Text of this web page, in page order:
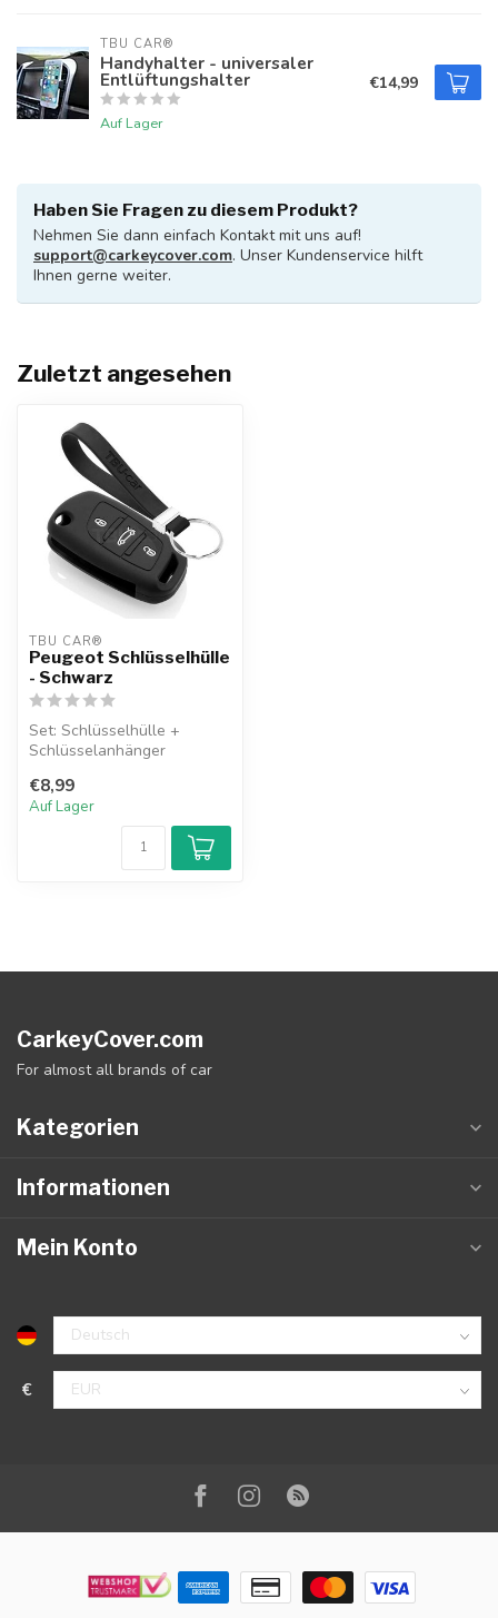
TBU CAR®
Handyhalter - universaler
Entlüftungshalter
Auf Lager
€14,99
Haben Sie Fragen zu diesem Produkt?
Nehmen Sie dann einfach Kontakt mit uns auf!
support@carkeycover.com. Unser Kundenservice hilft
Ihnen gerne weiter.
Zuletzt angesehen
TBU CAR®
Peugeot Schlüsselhülle
- Schwarz
Set: Schlüsselhülle +
Schlüsselanhänger
€8,99
Auf Lager
CarkeyCover.com
For almost all brands of car
Kategorien
Informationen
Mein Konto
€